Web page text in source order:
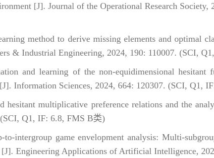
[J]. Journal of the Operational Research Society,
method to derive missing elements and optimal
& Industrial Engineering, 2024, 190: 110007. (SCI,
and learning of the non-equidimensional hesitant
Information Sciences, 2024, 664: 120307. (SCI, Q1,
multiplicative preference relations and the
Q1, IF: 6.8, FMS B类)
intergroup game envelopment analysis: Multi-
Engineering Applications of Artificial Intelligence,